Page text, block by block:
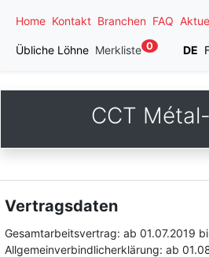
Home Kontakt Branchen FAQ
Übliche Löhne Merkliste 0 DE
CCT
Vertragsdaten
Gesamtarbeitsvertrag: ab 01.07.2019
Allgemeinverbindlicherklärung: ab